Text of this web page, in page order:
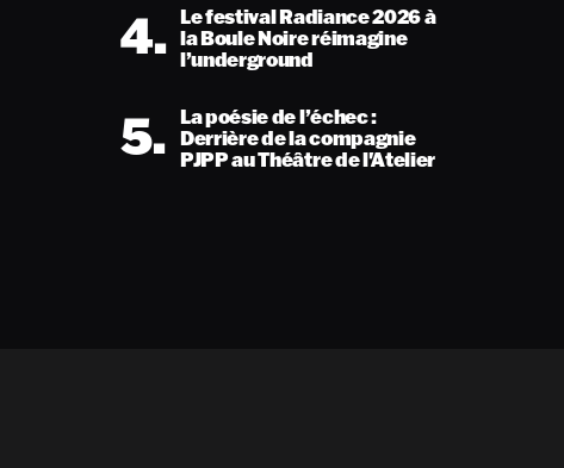
4. Le festival Radiance 2026 à
la Boule Noire réimagine
l’underground
5. La poésie de l’échec :
Derrière de la compagnie
PJPP au Théâtre de l'Atelier